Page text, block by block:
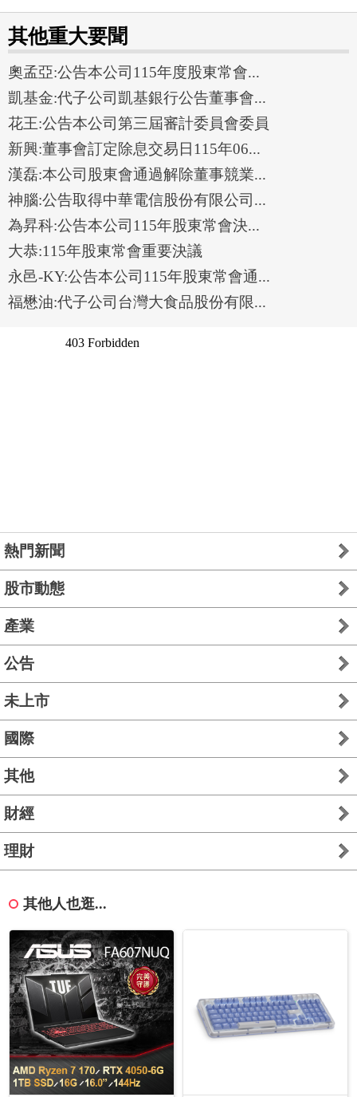
其他重大要聞
奧孟亞:公告本公司115年度股東常會...
凱基金:代子公司凱基銀行公告董事會...
花王:公告本公司第三屆審計委員會委員
新興:董事會訂定除息交易日115年06...
漢磊:本公司股東會通過解除董事競業...
神腦:公告取得中華電信股份有限公司...
為昇科:公告本公司115年股東常會決...
大恭:115年股東常會重要決議
永邑-KY:公告本公司115年股東常會通...
福懋油:代子公司台灣大食品股份有限...
熱門新聞
股市動態
產業
公告
未上市
國際
其他
財經
理財
其他人也逛...